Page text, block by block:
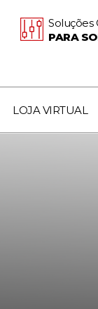
Soluções
PARA
LOJA VIRTUAL